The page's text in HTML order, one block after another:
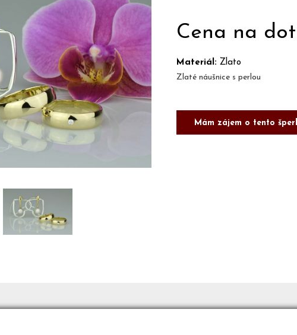
Cena na
Materiál: Zlato
Zlaté náušnice s perlou
Mám zájem o tento